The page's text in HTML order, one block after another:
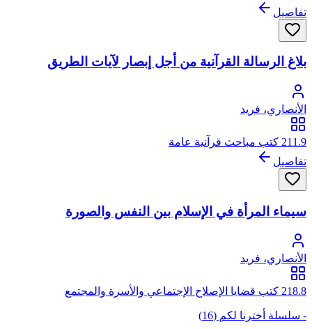
تفاصيل
بلاغ الرسالة القرآنية من أجل إبصار لآيات الطريق
الأنصاري، فريد
211.9 كتب مباحث قرآنية عامة
تفاصيل
سيماء المرأة في الإسلام بين النفس والصورة
الأنصاري، فريد
218.8 كتب قضايا الإصلاح الإجتماعي والأسرة والمجتمع
- سلسلة أخترنا لكم (16)